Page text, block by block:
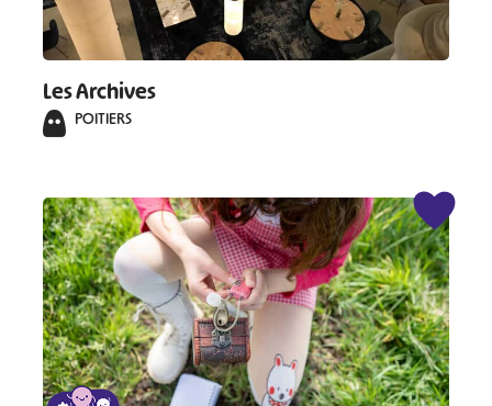
Les Archives
POITIERS
# # #
#
#